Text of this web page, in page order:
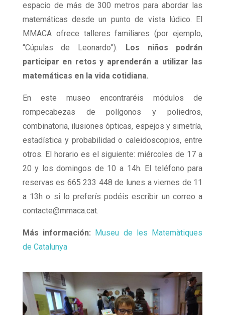
espacio de más de 300 metros para abordar las
matemáticas desde un punto de vista lúdico. El
MMACA ofrece talleres familiares (por ejemplo,
“Cúpulas de Leonardo”).
Los niños podrán
participar en retos y aprenderán a utilizar las
matemáticas en la vida cotidiana.
En este museo encontraréis módulos de
rompecabezas de polígonos y poliedros,
combinatoria, ilusiones ópticas, espejos y simetría,
estadística y probabilidad o caleidoscopios, entre
otros. El horario es el siguiente: miércoles de 17 a
20 y los domingos de 10 a 14h. El teléfono para
reservas es 665 233 448 de lunes a viernes de 11
a 13h o si lo preferís podéis escribir un correo a
contacte@mmaca.cat.
Más información:
Museu de les Matemàtiques
de Catalunya